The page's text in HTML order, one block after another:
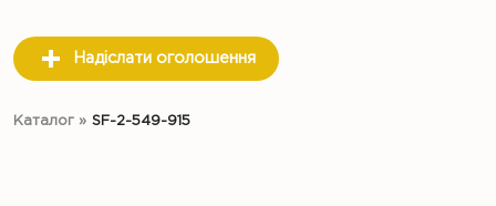
Надіслати оголошення
Каталог » SF-2-549-915